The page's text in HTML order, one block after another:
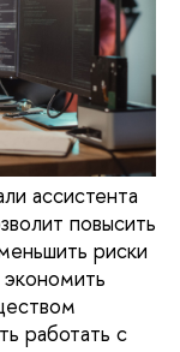
ассистента
повысить
риски
работать с